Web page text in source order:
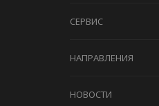
СЕРВИС
НАПРАВЛЕНИЯ
НОВОСТИ